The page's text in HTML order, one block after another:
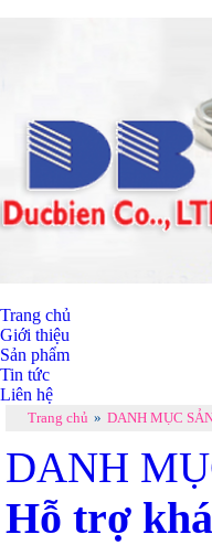
Trang chủ
Giới thiệu
Sản phẩm
Tin tức
Liên hệ
Trang chủ » DANH MỤC
DANH
Hỗ trợ